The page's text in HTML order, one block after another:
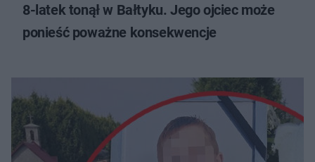
8-latek tonął w Bałtyku. Jego ojciec może
ponieść poważne konsekwencje